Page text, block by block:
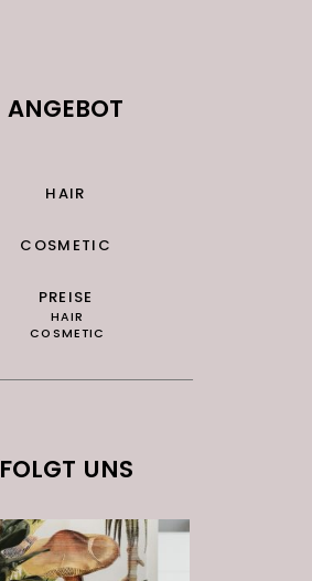
FOLGT UNS
ANGEBOT
HAIR
COSMETIC
PREISE
HAIR
COSMETIC